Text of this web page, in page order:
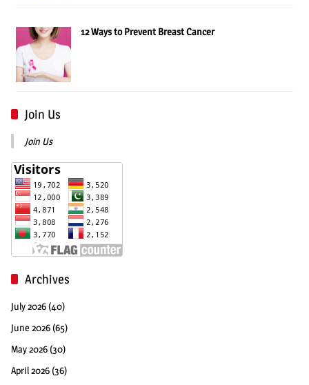
12 Ways to Prevent Breast Cancer
Join Us
Join Us
Archives
July 2026 (40)
June 2026 (65)
May 2026 (30)
April 2026 (36)